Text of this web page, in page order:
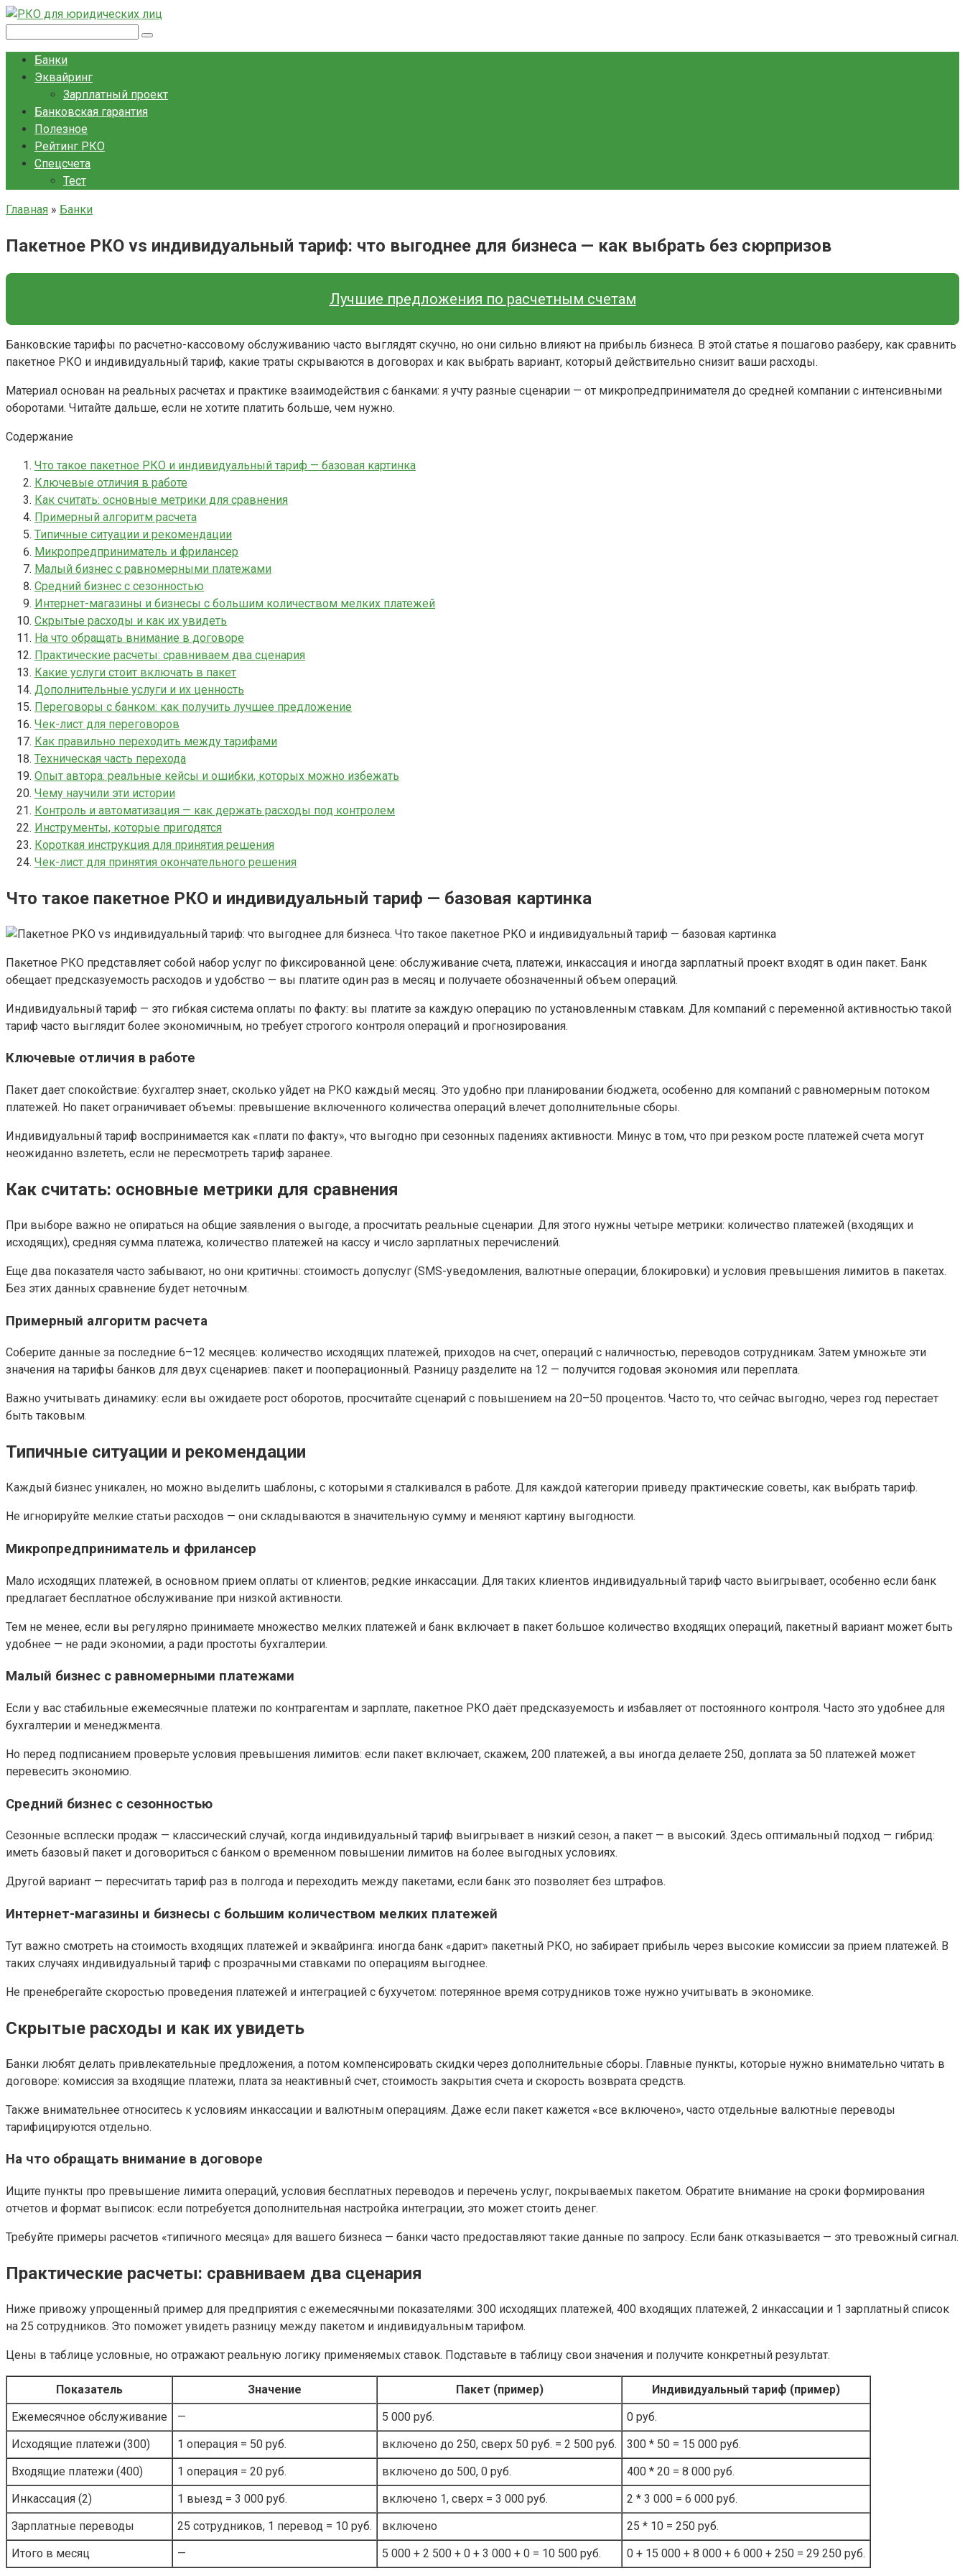
Перейти
Банки
Эквайринг
Зарплатный проект
Банковская гарантия
Полезное
Рейтинг РКО
Спецсчета
Тест
Главная » Банки
Пакетное РКО vs индивидуальный тариф: что выгоднее для бизнеса — как выбрать без сюрпризов
Лучшие предложения по расчетным счетам
Банковские тарифы по расчетно-кассовому обслуживанию часто выглядят скучно, но они сильно влияют на прибыль бизнеса. В этой статье я пошагово разберу, как сравнить
пакетное РКО и индивидуальный тариф, какие траты скрываются в договорах и как выбрать вариант, который действительно снизит ваши расходы.
Материал основан на реальных расчетах и практике взаимодействия с банками: я учту разные сценарии — от микропредпринимателя до средней компании с интенсивными
оборотами. Читайте дальше, если не хотите платить больше, чем нужно.
Содержание
Что такое пакетное РКО и индивидуальный тариф — базовая картинка
Ключевые отличия в работе
Как считать: основные метрики для сравнения
Примерный алгоритм расчета
Типичные ситуации и рекомендации
Микропредприниматель и фрилансер
Малый бизнес с равномерными платежами
Средний бизнес с сезонностью
Интернет-магазины и бизнесы с большим количеством мелких платежей
Скрытые расходы и как их увидеть
На что обращать внимание в договоре
Практические расчеты: сравниваем два сценария
Какие услуги стоит включать в пакет
Дополнительные услуги и их ценность
Переговоры с банком: как получить лучшее предложение
Чек-лист для переговоров
Как правильно переходить между тарифами
Техническая часть перехода
Опыт автора: реальные кейсы и ошибки, которых можно избежать
Чему научили эти истории
Контроль и автоматизация — как держать расходы под контролем
Инструменты, которые пригодятся
Короткая инструкция для принятия решения
Чек-лист для принятия окончательного решения
Что такое пакетное РКО и индивидуальный тариф — базовая картинка
Пакетное РКО представляет собой набор услуг по фиксированной цене: обслуживание счета, платежи, инкассация и иногда зарплатный проект входят в один пакет. Банк
обещает предсказуемость расходов и удобство — вы платите один раз в месяц и получаете обозначенный объем операций.
Индивидуальный тариф — это гибкая система оплаты по факту: вы платите за каждую операцию по установленным ставкам. Для компаний с переменной активностью такой
тариф часто выглядит более экономичным, но требует строгого контроля операций и прогнозирования.
Ключевые отличия в работе
Пакет дает спокойствие: бухгалтер знает, сколько уйдет на РКО каждый месяц. Это удобно при планировании бюджета, особенно для компаний с равномерным потоком
платежей. Но пакет ограничивает объемы: превышение включенного количества операций влечет дополнительные сборы.
Индивидуальный тариф воспринимается как «плати по факту», что выгодно при сезонных падениях активности. Минус в том, что при резком росте платежей счета могут
неожиданно взлететь, если не пересмотреть тариф заранее.
Как считать: основные метрики для сравнения
При выборе важно не опираться на общие заявления о выгоде, а просчитать реальные сценарии. Для этого нужны четыре метрики: количество платежей (входящих и
исходящих), средняя сумма платежа, количество платежей на кассу и число зарплатных перечислений.
Еще два показателя часто забывают, но они критичны: стоимость допуслуг (SMS-уведомления, валютные операции, блокировки) и условия превышения лимитов в пакетах.
Без этих данных сравнение будет неточным.
Примерный алгоритм расчета
Соберите данные за последние 6–12 месяцев: количество исходящих платежей, приходов на счет, операций с наличностью, переводов сотрудникам. Затем умножьте эти
значения на тарифы банков для двух сценариев: пакет и пооперационный. Разницу разделите на 12 — получится годовая экономия или переплата.
Важно учитывать динамику: если вы ожидаете рост оборотов, просчитайте сценарий с повышением на 20–50 процентов. Часто то, что сейчас выгодно, через год перестает
быть таковым.
Типичные ситуации и рекомендации
Каждый бизнес уникален, но можно выделить шаблоны, с которыми я сталкивался в работе. Для каждой категории приведу практические советы, как выбрать тариф.
Не игнорируйте мелкие статьи расходов — они складываются в значительную сумму и меняют картину выгодности.
Микропредприниматель и фрилансер
Мало исходящих платежей, в основном прием оплаты от клиентов; редкие инкассации. Для таких клиентов индивидуальный тариф часто выигрывает, особенно если банк
предлагает бесплатное обслуживание при низкой активности.
Тем не менее, если вы регулярно принимаете множество мелких платежей и банк включает в пакет большое количество входящих операций, пакетный вариант может быть
удобнее — не ради экономии, а ради простоты бухгалтерии.
Малый бизнес с равномерными платежами
Если у вас стабильные ежемесячные платежи по контрагентам и зарплате, пакетное РКО даёт предсказуемость и избавляет от постоянного контроля. Часто это удобнее для
бухгалтерии и менеджмента.
Но перед подписанием проверьте условия превышения лимитов: если пакет включает, скажем, 200 платежей, а вы иногда делаете 250, доплата за 50 платежей может
перевесить экономию.
Средний бизнес с сезонностью
Сезонные всплески продаж — классический случай, когда индивидуальный тариф выигрывает в низкий сезон, а пакет — в высокий. Здесь оптимальный подход — гибрид:
иметь базовый пакет и договориться с банком о временном повышении лимитов на более выгодных условиях.
Другой вариант — пересчитать тариф раз в полгода и переходить между пакетами, если банк это позволяет без штрафов.
Интернет-магазины и бизнесы с большим количеством мелких платежей
Тут важно смотреть на стоимость входящих платежей и эквайринга: иногда банк «дарит» пакетный РКО, но забирает прибыль через высокие комиссии за прием платежей. В
таких случаях индивидуальный тариф с прозрачными ставками по операциям выгоднее.
Не пренебрегайте скоростью проведения платежей и интеграцией с бухучетом: потерянное время сотрудников тоже нужно учитывать в экономике.
Скрытые расходы и как их увидеть
Банки любят делать привлекательные предложения, а потом компенсировать скидки через дополнительные сборы. Главные пункты, которые нужно внимательно читать в
договоре: комиссия за входящие платежи, плата за неактивный счет, стоимость закрытия счета и скорость возврата средств.
Также внимательнее относитесь к условиям инкассации и валютным операциям. Даже если пакет кажется «все включено», часто отдельные валютные переводы
тарифицируются отдельно.
На что обращать внимание в договоре
Ищите пункты про превышение лимита операций, условия бесплатных переводов и перечень услуг, покрываемых пакетом. Обратите внимание на сроки формирования
отчетов и формат выписок: если потребуется дополнительная настройка интеграции, это может стоить денег.
Требуйте примеры расчетов «типичного месяца» для вашего бизнеса — банки часто предоставляют такие данные по запросу. Если банк отказывается — это тревожный сигнал.
Практические расчеты: сравниваем два сценария
Ниже привожу упрощенный пример для предприятия с ежемесячными показателями: 300 исходящих платежей, 400 входящих платежей, 2 инкассации и 1 зарплатный список
на 25 сотрудников. Это поможет увидеть разницу между пакетом и индивидуальным тарифом.
Цены в таблице условные, но отражают реальную логику применяемых ставок. Подставьте в таблицу свои значения и получите конкретный результат.
Показатель Значение Пакет (пример)
Индивидуальный тариф (пример)
Ежемесячное обслуживание
— 5 000 руб.
0 руб.
Исходящие платежи (300)
1 операция = 50 руб. включено до 250, сверх 50 руб. = 2 500 руб.
300 * 50 = 15 000 руб.
Входящие платежи (400)
1 операция = 20 руб. включено до 500, 0 руб.
400 * 20 = 8 000 руб.
Инкассация (2)
1 выезд = 3 000 руб. включено 1, сверх = 3 000 руб.
2 * 3 000 = 6 000 руб.
Зарплатные переводы
25 сотрудников, 1 перевод = 10 руб. включено
25 * 10 = 250 руб.
Итого в месяц
— 5 000 + 2 500 + 0 + 3 000 + 0 = 10 500 руб. 0 + 15 000 + 8 000 + 6 000 + 250 = 29 250 руб.